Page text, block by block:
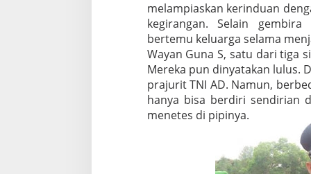
,
3
D
i
a
n
t
r
a
melampiaskan kerinduan
kegirangan. Selain
bertemu keluarga selama
Wayan Guna S, satu dari tiga
Mereka pun dinyatakan lulus.
prajurit TNI AD. Namun,
hanya bisa berdiri sendirian
menetes di pipinya.